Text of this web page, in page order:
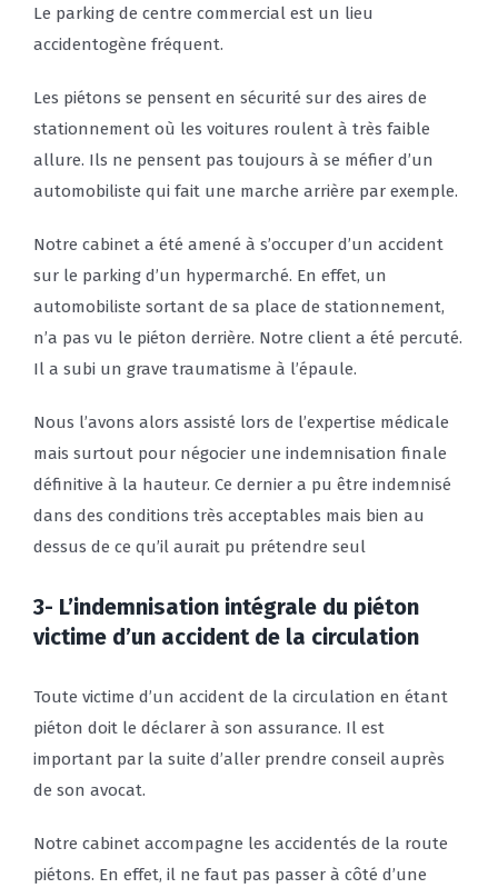
Le parking de centre commercial est un lieu
accidentogène fréquent.
Les piétons se pensent en sécurité sur des aires de
stationnement où les voitures roulent à très faible
allure. Ils ne pensent pas toujours à se méfier d’un
automobiliste qui fait une marche arrière par exemple.
Notre cabinet a été amené à s’occuper d’un accident
sur le parking d’un hypermarché. En effet, un
automobiliste sortant de sa place de stationnement,
n’a pas vu le piéton derrière. Notre client a été percuté.
Il a subi un grave traumatisme à l’épaule.
Nous l’avons alors assisté lors de l’expertise médicale
mais surtout pour négocier une indemnisation finale
définitive à la hauteur. Ce dernier a pu être indemnisé
dans des conditions très acceptables mais bien au
dessus de ce qu’il aurait pu prétendre seul
3- L’indemnisation intégrale du piéton
victime d’un accident de la circulation
Toute victime d’un accident de la circulation en étant
piéton doit le déclarer à son assurance. Il est
important par la suite d’aller prendre conseil auprès
de son avocat.
Notre cabinet accompagne les accidentés de la route
piétons. En effet, il ne faut pas passer à côté d’une